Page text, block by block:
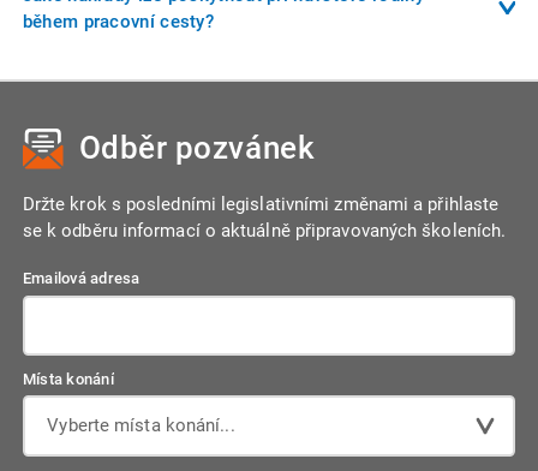
cestu. Zaměstnavatel může ve vnitřní směrnici stanovit
během pracovní cesty?
přepravy, pokud byla dohodnuta předem.
Odběr pozvánek
Držte krok s posledními legislativními změnami a přihlaste
se k odběru informací o aktuálně připravovaných školeních.
Emailová adresa
Místa konání
Vyberte místa konání...